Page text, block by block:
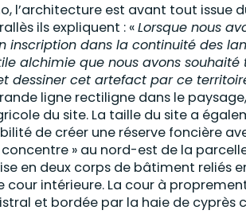
l’architecture est avant tout issue
ils expliquent : «Lorsque nous
inscription dans la continuité des
alchimie que nous avons
dessiner cet artefact par ce
ligne rectiligne dans le
du site. La taille du site a
de créer une réserve foncière
» au nord-est de la
en deux corps de bâtiment reliés
cour intérieure. La cour à
et bordée par la haie de cyprès